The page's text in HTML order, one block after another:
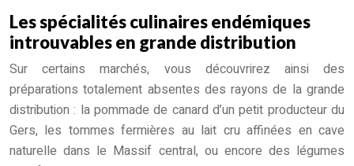
Les spécialités culinaires endémiques
introuvables en grande distribution
Sur certains marchés, vous découvrirez ainsi des
préparations totalement absentes des rayons de la grande
distribution : la pommade de canard d’un petit producteur du
Gers, les tommes fermières au lait cru affinées en cave
naturelle dans le Massif central, ou encore des légumes